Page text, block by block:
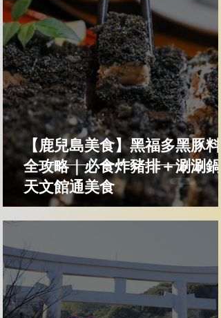
【鹿兒島美食】黑福多黑豚料
全攻略｜必食炸豬排＋涮涮鍋
天文館通美食